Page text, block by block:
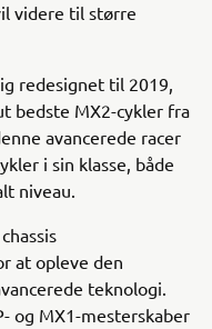
videre til større
redesignet til 2019,
bedste MX2-cykler fra
avancerede racer
i sin klasse, både
niveau.
at opleve den
teknologi.
og MX1-mesterskaber